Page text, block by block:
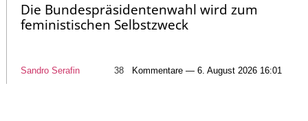
Die Bundespräsidentenwahl wird zum
feministischen Selbstzweck
Sandro Serafin 38 Kommentare — 6. August 2026 16:01